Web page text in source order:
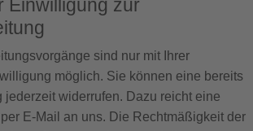
Einwilligung zur
sind nur mit Ihrer
möglich. Sie können eine bereits
widerrufen. Dazu reicht eine
E-Mail an uns. Die Rechtmäßigkeit der